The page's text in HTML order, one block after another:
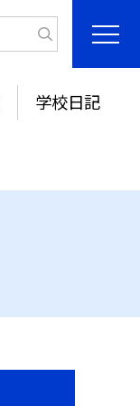
学校日記